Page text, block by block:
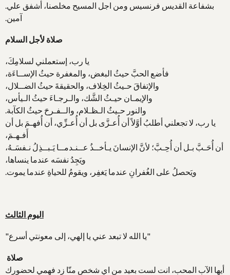
بشفاعة القديس فرنسيس ومن اجل المسيح مخلصنا، أشفق علي.
آمين.
صلاة لأجل السلام
يا رب، إستعملني لسلامِكَ،
فأضع الحبَّ حيثُ البغض، والمغفرة حيثُ الإســاءَة،
والإتفاقَ حـيثُ الخِلاف، والحقيقةَ حيثُ الضــلال،
والإيمـان حيـثُ الشَّك، والـرجـاءَ حيثُ الـيأس،
والنور حـيثُ الـظـلام، والــفـرحَ حيثُ الكآبة.
يا رب، لا تجعلني أطلبُ أوَّلاً أن أُعـزَّى بل أن أُعـزِّي، أن أُفهـمَ بل أن
أَفـهـمَ،
أن أُحَـبَّ بـل أن أُحِـبَّ؛ لأنَّ الإنسانَ يـأخــذُ عــنـدمــا يَـبــذِلُ نـفسَـهُ،
ويَجِدُ نفسَه عندما ينساها،
ويَحصلُ على الغُفرانِ عندما يَغفِر، ويقومُ للحياةِ عندما يموت.
اليوم الثالث
"يا الله لا تبعد عني يا إلهي، إلى معونتي أسرع"
صلاة
أيها الآب المحب، انت لست بعيد من اي شخص منّا زد فهمي لحضورك